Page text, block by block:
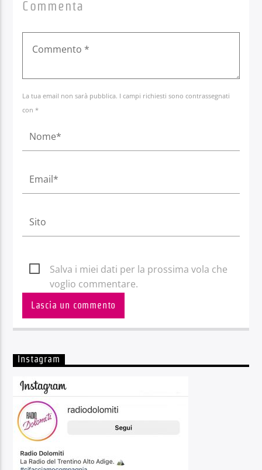
Commenta
La tua email non sarà pubblica. I campi richiesti sono contrassegnati
con *
Salva i miei dati per la prossima vola che
voglio commentare.
Instagram